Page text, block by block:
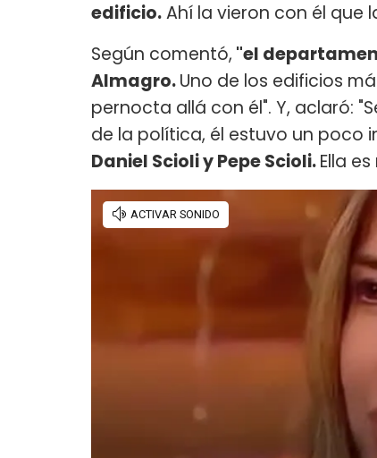
edificio.Ahí la vieron con él que
Según comentó, "el
Almagro.Uno de los edificios
pernocta allá con él". Y, aclaró:
de la política, él estuvo un poco
Daniel Scioli y Pepe Scioli.Ella